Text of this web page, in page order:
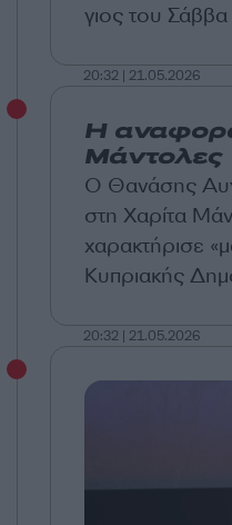
γιος του
20:32 | 21.05.2026
Η
Μάντολες
Ο Θανάσης
στη Χαρίτα
χαρακτήρισε
Κυπριακής
20:32 | 21.05.2026